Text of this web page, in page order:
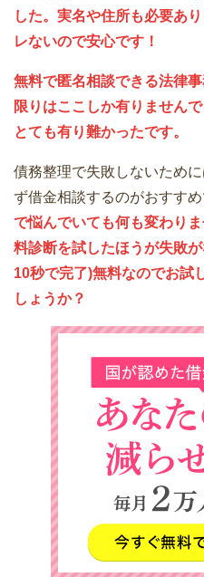
した。実名や住所も必要あ
レないので安心です！
無料で匿名相談できる法律
限りはここしか有りません
とても有り難かったです。
債務整理で失敗しないため
ず借金相談するのがおすすめ
で悩んでいても何も変わり
料診断を試したほうが失敗
10秒で完了)無料なのでお試
しょうか？